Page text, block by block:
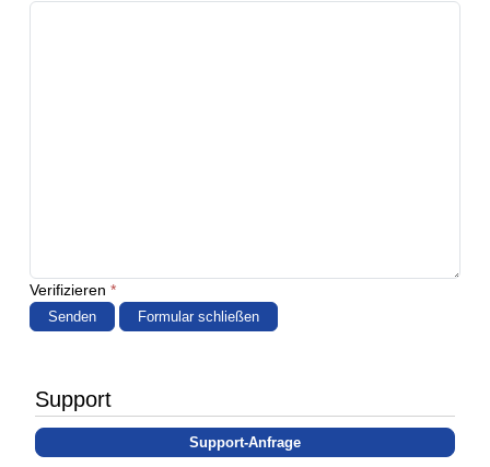
Verifizieren *
Senden Formular schließen
Support
Support-Anfrage